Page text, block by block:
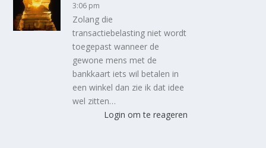
3:06 pm
Zolang die
transactiebelasting niet wordt
toegepast wanneer de
gewone mens met de
bankkaart iets wil betalen in
een winkel dan zie ik dat idee
wel zitten…
Login om te reageren